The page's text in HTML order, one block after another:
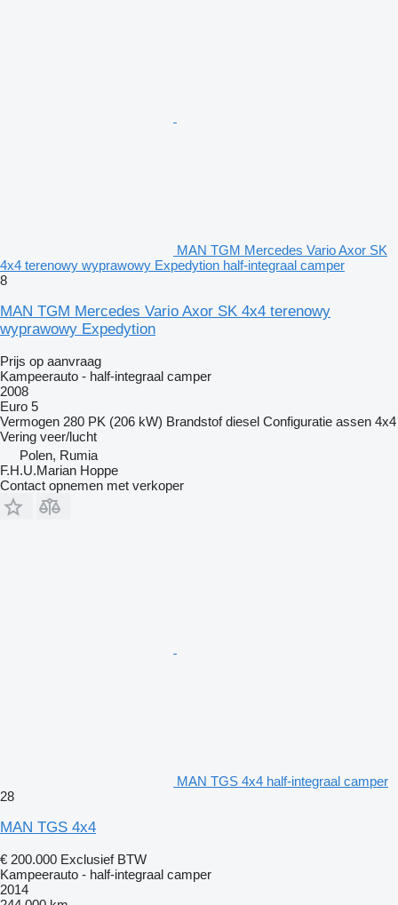
MAN TGM Mercedes Vario Axor SK
4x4 terenowy wyprawowy Expedytion half-integraal camper
8
MAN TGM Mercedes Vario Axor SK 4x4 terenowy
wyprawowy Expedytion
Prijs op aanvraag
Kampeerauto - half-integraal camper
2008
Euro 5
Vermogen 280 PK (206 kW) Brandstof diesel Configuratie assen 4x4
Vering veer/lucht
Polen, Rumia
F.H.U.Marian Hoppe
Contact opnemen met verkoper
MAN TGS 4x4 half-integraal camper
28
MAN TGS 4x4
€ 200.000 Exclusief BTW
Kampeerauto - half-integraal camper
2014